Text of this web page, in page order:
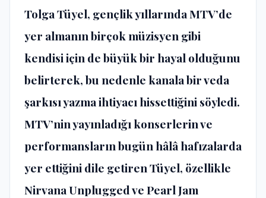
Tolga Tüyel, gençlik yıllarında MTV’de
yer almanın birçok müzisyen gibi
kendisi için de büyük bir hayal olduğunu
belirterek, bu nedenle kanala bir veda
şarkısı yazma ihtiyacı hissettiğini söyledi.
MTV’nin yayınladığı konserlerin ve
performansların bugün hâlâ hafızalarda
yer ettiğini dile getiren Tüyel, özellikle
Nirvana Unplugged ve Pearl Jam